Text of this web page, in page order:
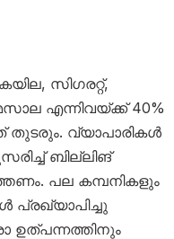
സിഗരറ്റ്,
എന്നിവയ്ക്ക് 40%
തുടരും. വ്യാപാരികൾ
ബില്ലിങ്
പല കമ്പനികളും
പ്രഖ്യാപിച്ചു
ഉത്പന്നത്തിനും